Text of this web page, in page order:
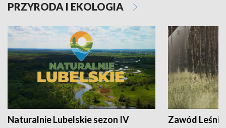
PRZYRODA I EKOLOGIA
Naturalnie Lubelskie sezon IV Zawód Leśnik